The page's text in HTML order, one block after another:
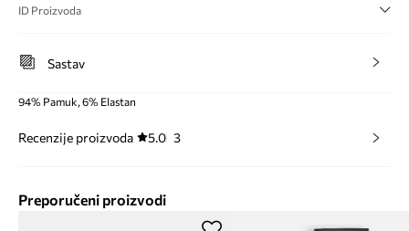
ID Proizvoda
Sastav
94% Pamuk, 6% Elastan
Recenzije proizvoda 5.0 3
Preporučeni proizvodi